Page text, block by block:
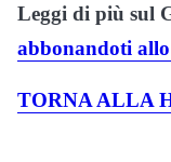
Leggi di più sul
abbonandoti
TORNA ALLA